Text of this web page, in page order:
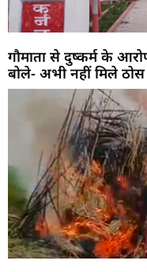
गौमाता से दुष्कर्म के
बोले- अभी नहीं मिले ठोस